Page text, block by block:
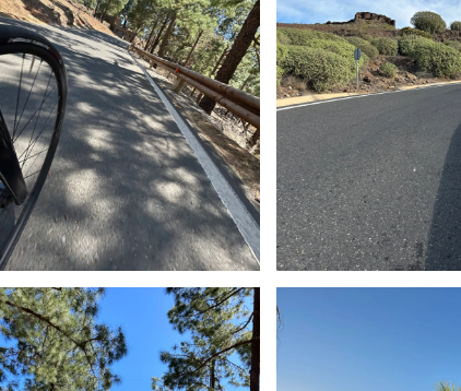
El Roque Nublo Du soleil